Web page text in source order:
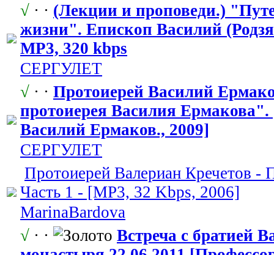
√ · · (Лекции и проповеди.)
жизни". Епископ Василий
MP3, 320 kbps
СЕРГУЛЕТ
√ · · Протоиерей Василий
протоиерея Василия
Василий Ермаков., 2009]
СЕРГУЛЕТ
Протоиерей Валериан Кречетов -
Часть 1 - [MP3, 32 Kbps, 2006]
MarinaBardov​a
√ · ·
Встреча с братией